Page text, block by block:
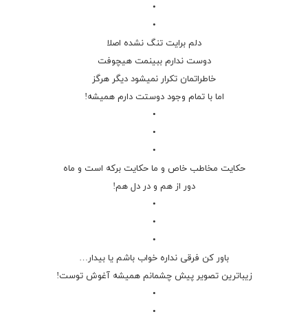
•
•
دلم برایت تنگ نشده اصلا
دوست ندارم ببینمت هیچوفت
خاطراتمان تکرار نمیشود دیگر هرگز
اما با تمام وجود دوستت دارم همیشه!
•
•
•
حکایت مخاطب خاص و ما حکایت برکه است و ماه
دور از هم و در دل هم!
•
•
•
باور کن فرقی نداره خواب باشم یا بیدار…
زیباترین تصویر پیش چشمانم همیشه آغوش توست!
•
•